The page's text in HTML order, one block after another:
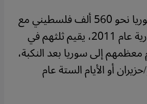
كان يعيش في سوريا نحو 560 ألف فلسطيني مع
اندلاع الثورة السورية عام 2011، يقيم ثلثهم في
إلى سوريا بعد النكبة،
أو الأيام الستة عام